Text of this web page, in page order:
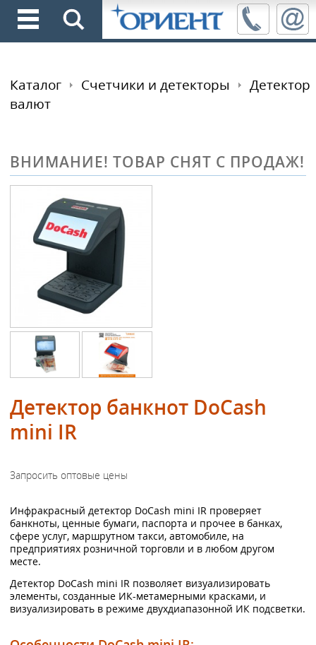
Каталог Счетчики и детекторы
Детектор
валют
ВНИМАНИЕ! ТОВАР СНЯТ С ПРОДАЖ!
Детектор банкнот DoCash
mini IR
Инфракрасный детектор DoCash mini IR проверяет
банкноты, ценные бумаги, паспорта и прочее в банках,
сфере услуг, маршрутном такси, автомобиле, на
предприятиях розничной торговли и в любом другом
месте.
Детектор DoCash mini IR позволяет визуализировать
элементы, созданные ИК-метамерными красками, и
визуализировать в режиме двухдиапазонной ИК подсветки.